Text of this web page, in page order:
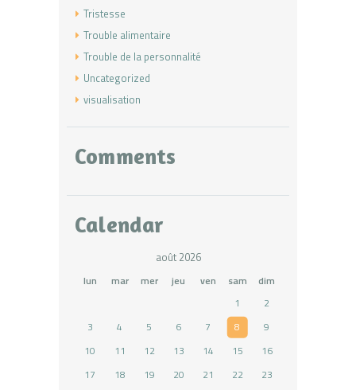
Tristesse
Trouble alimentaire
Trouble de la personnalité
Uncategorized
visualisation
Comments
Calendar
août 2026
lun mar mer jeu ven sam
dim
1
2
3
4 5 6 7 8
9
10
11 12 13 14 15
16
17
18 19 20 21 22
23